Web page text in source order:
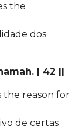
the
dos
| 42 ||
the reason for
de certas